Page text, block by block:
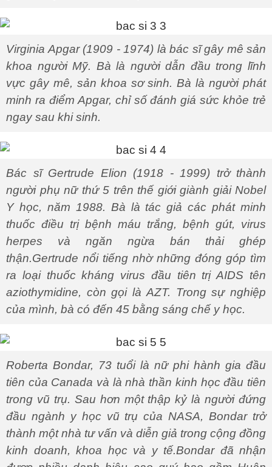
Virginia Apgar (1909 - 1974) là bác sĩ gây mê sản
khoa người Mỹ. Bà là người dẫn đầu trong lĩnh
vực gây mê, sản khoa sơ sinh. Bà là người phát
minh ra điểm Apgar, chỉ số đánh giá sức khỏe trẻ
ngay sau khi sinh.
Bác sĩ Gertrude Elion (1918 - 1999) trở thành
người phụ nữ thứ 5 trên thế giới giành giải Nobel
Y học, năm 1988. Bà là tác giả các phát minh
thuốc điều trị bệnh máu trắng, bệnh gút, virus
herpes và ngăn ngừa bán thải ghép
thận.Gertrude nổi tiếng nhờ những đóng góp tìm
ra loại thuốc kháng virus đầu tiên trị AIDS tên
aziothymidine, còn gọi là AZT. Trong sự nghiệp
của mình, bà có đến 45 bằng sáng chế y học.
Roberta Bondar, 73 tuổi là nữ phi hành gia đầu
tiên của Canada và là nhà thần kinh học đầu tiên
trong vũ trụ. Sau hơn một thập kỷ là người đứng
đầu ngành y học vũ trụ của NASA, Bondar trở
thành một nhà tư vấn và diễn giả trong cộng đồng
kinh doanh, khoa học và y tế.Bondar đã nhận